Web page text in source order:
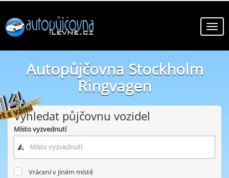
Autopůjčovna Stockholm
Ringvagen
online autopůjčovny ve městě Stockholm Ringvagen
Vyhledat půjčovnu vozidel
Místo vyzvednutí
Vrácení v jiném místě